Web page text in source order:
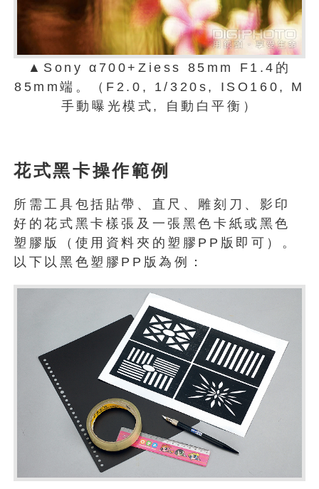
▲Sony α700+Ziess 85mm F1.4的
85mm端。（F2.0, 1/320s, ISO160, M
手動曝光模式, 自動白平衡）
花式黑卡操作範例
所需工具包括貼帶、直尺、雕刻刀、影印
好的花式黑卡樣張及一張黑色卡紙或黑色
塑膠版（使用資料夾的塑膠PP版即可）。
以下以黑色塑膠PP版為例：